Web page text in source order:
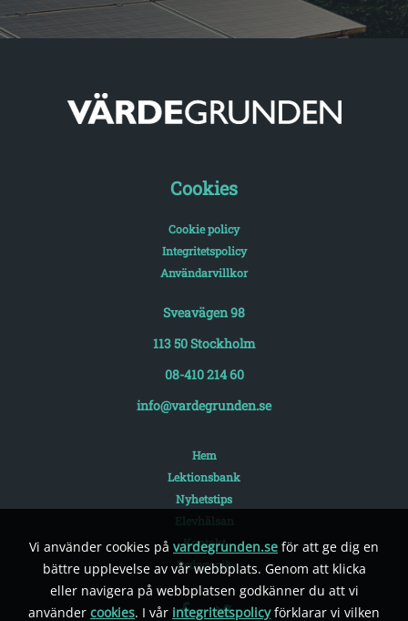
Vi använder cookies på vardegrunden.se för att ge dig en
bättre upplevelse av vår webbplats. Genom att klicka
eller navigera på webbplatsen godkänner du att vi
använder cookies. I vår integritetspolicyförklarar vi vilken
Cookies
Cookie policy
Integritetspolicy
Användarvillkor
Sveavägen 98
113 50 Stockholm
08-410 214 60
info@vardegrunden.se
Hem
Lektionsbank
Nyhetstips
Kontakt
Pedagogik